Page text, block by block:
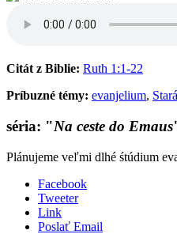
Citát z Biblie: Ruth 1:1-22
Príbuzné témy: evanjelium,
séria: "Na ceste do Emaus
Plánujeme veľmi dlhé śtúdium
Facebook
Tweeter
Link
Poslať Email